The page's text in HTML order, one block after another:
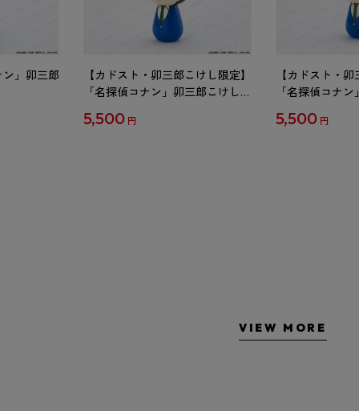
」卯三郎
【カドスト・卯三郎こけし限定】
「名探偵コナン」卯三郎こけし
5,500 円
【カドスト・
「名探偵コナ
5,500 円
VIEW MORE